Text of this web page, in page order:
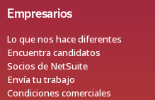
Empresarios
Lo que nos hace diferentes
Encuentra candidatos
Socios de NetSuite
Envía tu trabajo
Condiciones comerciales